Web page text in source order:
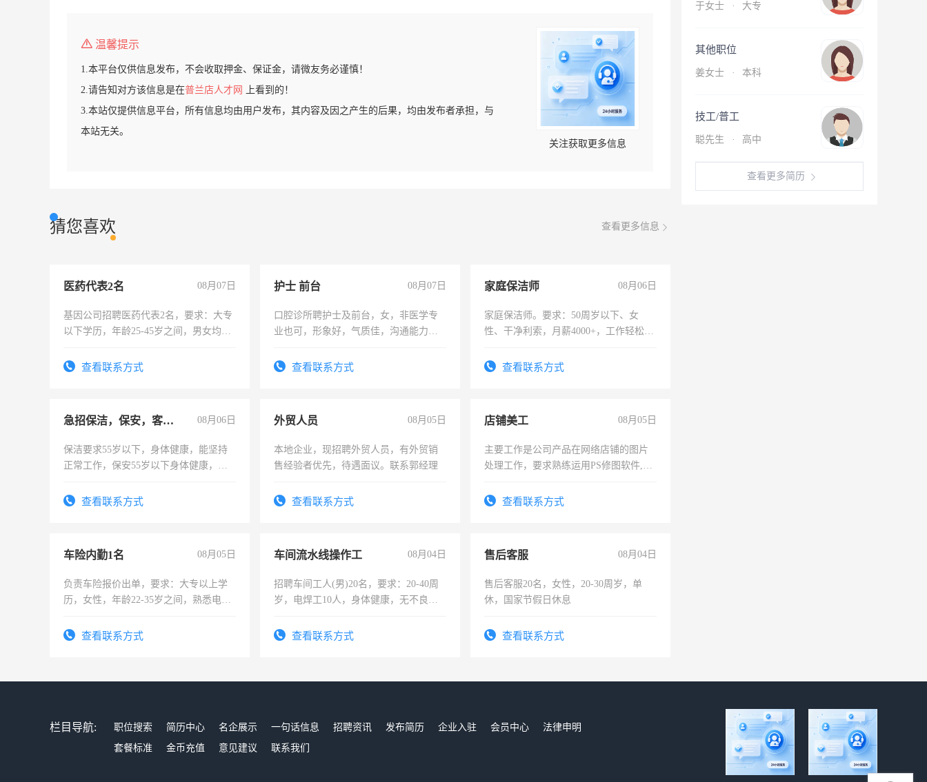
温馨提示
1.本平台仅供信息发布，不会收取押金、保证金，请微友务必谨慎！
2.请告知对方该信息是在普兰店人才网
上看到的！
3.本站仅提供信息平台，所有信息均由用户发布，其内容及因之产生的后果，均由发布者承担，与
本站无关。
关注获取更多信息
猜您喜欢 查看更多信息
医药代表2名 08月07日
基因公司招聘医药代表2名，要求：大专
以下学历，年龄25-45岁之间，男女均
表或者有医学资质的优先，底薪+绩效，
查看联系方式
护士 前台 08月07日
口腔诊所聘护士及前台，女，非医学专
业也可，形象好，气质佳，沟通能力
查看联系方式
家庭保洁师 08月06日
家庭保洁师。要求：50周岁以下、女
性、干净利索，月薪4000+，工作轻松，
太太等。查看联系方式
急招保洁，保安，客服，工程 08月06日
保洁要求55岁以下，身体健康，能坚持
正常工作，保安55岁以下身体健康，有
录，客服要求45岁以下高中以上文化，
查看联系方式
外贸人员 08月05日
本地企业，现招聘外贸人员，有外贸销
售经验者优先，待遇面议。联系郭经理
查看联系方式
店铺美工 08月05日
主要工作是公司产品在网络店铺的图片
处理工作，要求熟练运用PS修图软件,工
查看联系方式
车险内勤1名 08月05日
负责车险报价出单，要求：大专以上学
历，女性，年龄22-35岁之间，熟悉电脑
试用期1-3个月，转正后交纳五险，
查看联系方式
车间流水线操作工 08月04日
招聘车间工人(男)20名，要求：20-40周
岁，电焊工10人，身体健康，无不良嗜
宿，免费发放劳保用品，两班倒，每月
查看联系方式
售后客服 08月04日
售后客服20名，女性，20-30周岁，单
休，国家节假日休息
查看联系方式
于女士 · 大专
其他职位
姜女士 · 本科
技工/普工
聪先生 · 高中
查看更多简历
栏目导航: 职位搜索 简历中心 名企展示 一句话信息 招聘资讯 发布简历 企业入驻 会员中心
法律申明
套餐标准
金币充值 意见建议 联系我们